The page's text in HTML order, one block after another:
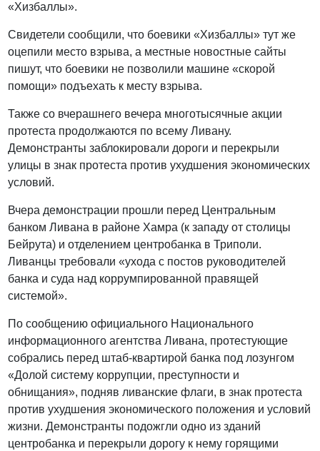
«Хизбаллы».
Свидетели сообщили, что боевики «Хизбаллы» тут же
оцепили место взрыва, а местные новостные сайты
пишут, что боевики не позволили машине «скорой
помощи» подъехать к месту взрыва.
Также со вчерашнего вечера многотысячные акции
протеста продолжаются по всему Ливану.
Демонстранты заблокировали дороги и перекрыли
улицы в знак протеста против ухудшения экономических
условий.
Вчера демонстрации прошли перед Центральным
банком Ливана в районе Хамра (к западу от столицы
Бейрута) и отделением центробанка в Триполи.
Ливанцы требовали «ухода с постов руководителей
банка и суда над коррумпированной правящей
системой».
По сообщению официального Национального
информационного агентства Ливана, протестующие
собрались перед штаб-квартирой банка под лозунгом
«Долой систему коррупции, преступности и
обнищания», подняв ливанские флаги, в знак протеста
против ухудшения экономического положения и условий
жизни. Демонстранты подожгли одно из зданий
центробанка и перекрыли дорогу к нему горящими